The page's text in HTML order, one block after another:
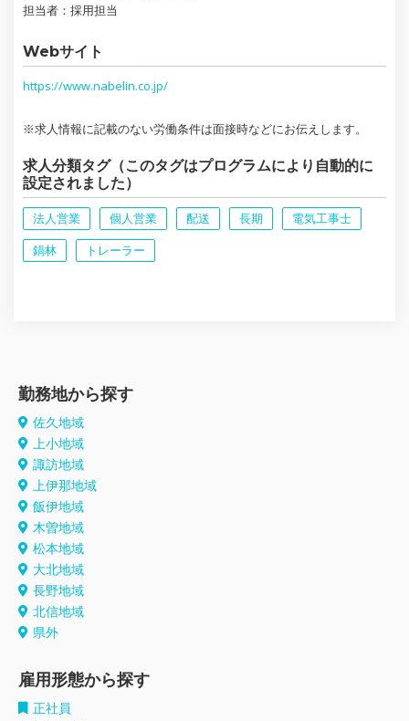
担当者：採用担当
Webサイト
https://www.nabelin.co.jp/
※求人情報に記載のない労働条件は面接時などにお伝えします。
求人分類タグ（このタグはプログラムにより自動的に
設定されました）
法人営業 個人営業 配送 長期 電気工事士
鍋林 トレーラー
勤務地から探す
佐久地域
上小地域
諏訪地域
上伊那地域
飯伊地域
木曽地域
松本地域
大北地域
長野地域
北信地域
県外
雇用形態から探す
正社員